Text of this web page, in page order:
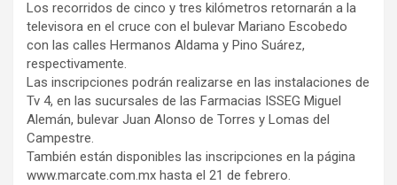
Los recorridos de cinco y tres kilómetros retornarán a la
televisora en el cruce con el bulevar Mariano Escobedo
con las calles Hermanos Aldama y Pino Suárez,
respectivamente.
Las inscripciones podrán realizarse en las instalaciones de
Tv 4, en las sucursales de las Farmacias ISSEG Miguel
Alemán, bulevar Juan Alonso de Torres y Lomas del
Campestre.
También están disponibles las inscripciones en la página
www.marcate.com.mx hasta el 21 de febrero.